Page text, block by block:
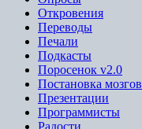
Откровения
Переводы
Печали
Подкасты
Поросенок v2.0
Постановка мозгов
Презентации
Программисты
Радости